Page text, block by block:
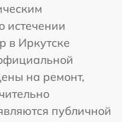
истечении
в Иркутске
на ремонт,
публичной